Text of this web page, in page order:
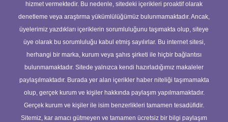
hizmet vermektedir. Bu nedenle, sitedeki içerikleri proaktif olarak
denetleme veya araştırma yükümlülüğümüz bulunmamaktadır. Ancak,
üyelerimiz yazdıkları içeriklerin sorumluluğunu taşımakta olup, siteye
üye olarak bu sorumluluğu kabul etmiş sayılırlar. Bu internet sitesi,
herhangi bir marka, kurum veya şahıs şirketi ile hiçbir bağlantısı
bulunmamaktadır. Sitede yalnızca kendi hazırladığımız makaleler
paylaşılmaktadır. Burada yer alan içerikler haber niteliği taşımamakta
olup, gerçek kurum ve kişiler hakkında paylaşım yapılmamaktadır.
Gerçek kurum ve kişiler ile isim benzerlikleri tamamen tesadüfidir.
Sitemiz, kar amacı gütmeyen ve tamamen ücretsiz bir bilgi paylaşım